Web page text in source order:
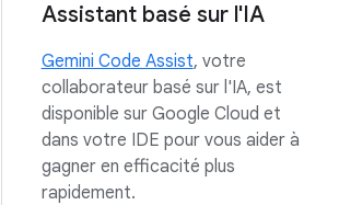
Assistant basé sur l'IA
Gemini Code Assist, votre
collaborateur basé sur l'IA, est
disponible sur Google Cloud et
dans votre IDE pour vous aider à
gagner en efficacité plus
rapidement.